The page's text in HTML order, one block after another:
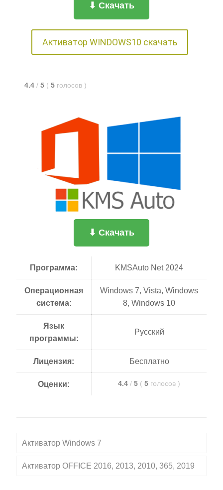
⬇ Скачать
Активатор WINDOWS10 скачать
4.4 / 5 ( 5 голосов )
⬇ Скачать
Программа: KMSAuto Net 2024
Операционная
система:
Windows 7, Vista, Windows
8, Windows 10
Язык
программы:
Русский
Лицензия: Бесплатно
Оценки: 4.4 / 5 ( 5 голосов )
Активатор Windows 7
Активатор OFFICE 2016, 2013, 2010, 365, 2019